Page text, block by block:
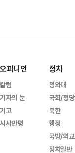
오피니언
칼럼
기자의 눈
기고
시사만평
정치
청와대
국회/정당
북한
행정
국방/외교
정치일반